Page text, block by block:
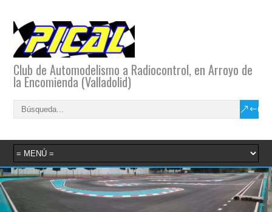
Club de Automodelismo a Radiocontrol, en Arroyo de
la Encomienda (Valladolid)